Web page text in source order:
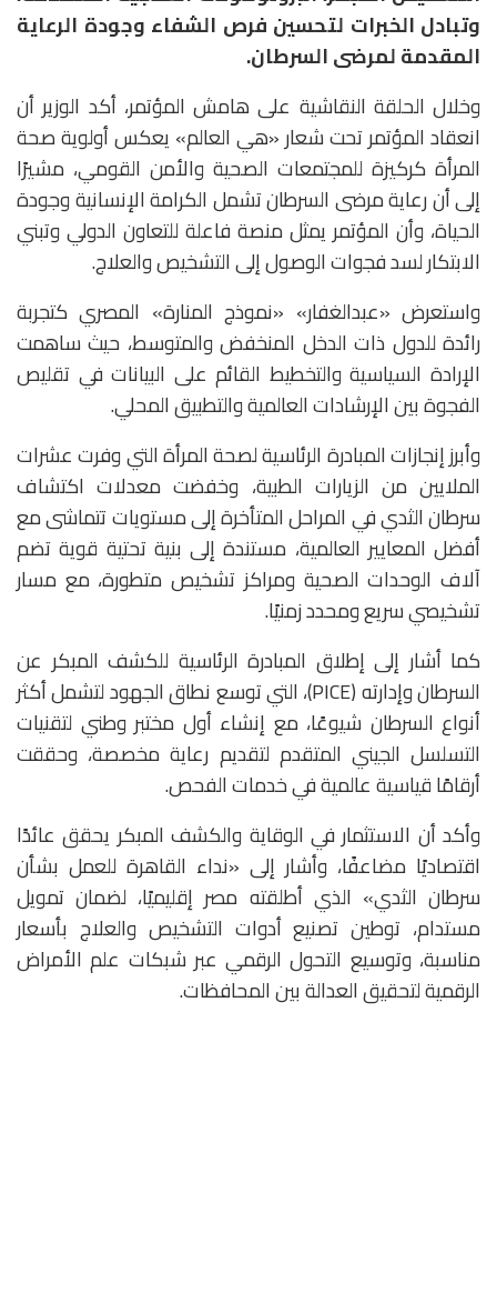
وتبادل الخبرات لتحسين فرص الشفاء وجودة الرعاية
المقدمة لمرضى السرطان.
وخلال الحلقة النقاشية على هامش المؤتمر، أكد الوزير أن
انعقاد المؤتمر تحت شعار «هي العالم» يعكس أولوية صحة
المرأة كركيزة للمجتمعات الصحية والأمن القومي، مشيرًا
إلى أن رعاية مرضى السرطان تشمل الكرامة الإنسانية وجودة
الحياة، وأن المؤتمر يمثل منصة فاعلة للتعاون الدولي وتبني
الابتكار لسد فجوات الوصول إلى التشخيص والعلاج.
واستعرض «عبدالغفار» «نموذج المنارة» المصري كتجربة
رائدة للدول ذات الدخل المنخفض والمتوسط، حيث ساهمت
الإرادة السياسية والتخطيط القائم على البيانات في تقليص
الفجوة بين الإرشادات العالمية والتطبيق المحلي.
وأبرز إنجازات المبادرة الرئاسية لصحة المرأة التي وفرت عشرات
الملايين من الزيارات الطبية، وخفضت معدلات اكتشاف
سرطان الثدي في المراحل المتأخرة إلى مستويات تتماشى مع
أفضل المعايير العالمية، مستندة إلى بنية تحتية قوية تضم
آلاف الوحدات الصحية ومراكز تشخيص متطورة، مع مسار
تشخيصي سريع ومحدد زمنيًا.
كما أشار إلى إطلاق المبادرة الرئاسية للكشف المبكر عن
السرطان وإدارته (PICE)، التي توسع نطاق الجهود لتشمل أكثر
أنواع السرطان شيوعًا، مع إنشاء أول مختبر وطني لتقنيات
التسلسل الجيني المتقدم لتقديم رعاية مخصصة، وحققت
أرقامًا قياسية عالمية في خدمات الفحص.
وأكد أن الاستثمار في الوقاية والكشف المبكر يحقق عائدًا
اقتصاديًا مضاعفًا، وأشار إلى «نداء القاهرة للعمل بشأن
سرطان الثدي» الذي أطلقته مصر إقليميًا، لضمان تمويل
مستدام، توطين تصنيع أدوات التشخيص والعلاج بأسعار
مناسبة، وتوسيع التحول الرقمي عبر شبكات علم الأمراض
الرقمية لتحقيق العدالة بين المحافظات.